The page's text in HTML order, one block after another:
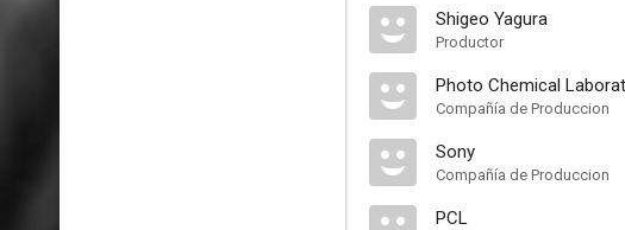
Shigeo Yagura
Productor
Photo Chemical
Compañía de Produccion
Sony
Compañía de Produccion
PCL